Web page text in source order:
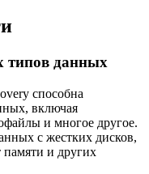
типов данных
способна
включая
и многое другое.
с жестких дисков,
памяти и других